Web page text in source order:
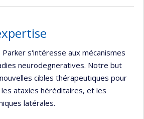
s'intéresse aux mécanismes
neurodegneratives. Notre but
cibles thérapeutiques pour
ataxies héréditaires, et les
latérales.